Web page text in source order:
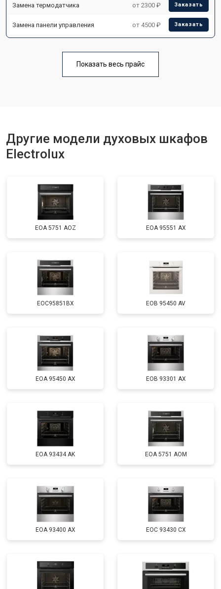
Замена термодатчика от 2300 ₽ Заказать
Замена панели управления от 4500 ₽ Заказать
Показать весь прайс
Другие модели духовых шкафов
Electrolux
EOA 5751 AOZ EOA 95551 AX
EOC95851BX EOB 95450 AV
EOA 95450 AX EOB 93301 AX
EOA 93434 AK EOA 5751 AOM
EOA 93400 AX EOC 93430 CX